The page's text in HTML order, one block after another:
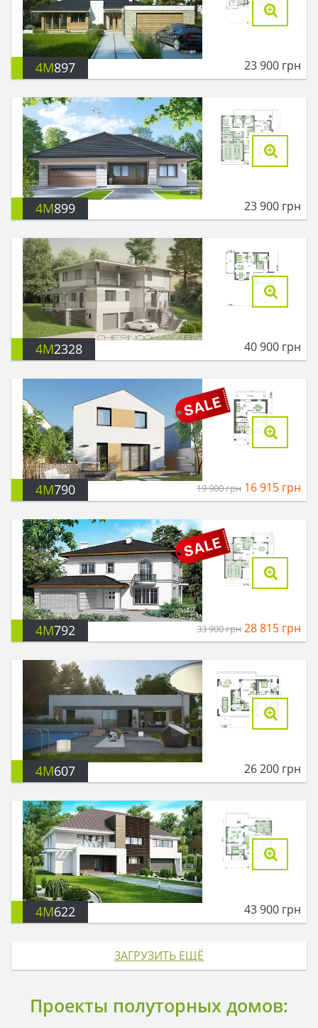
4M897 23 900 грн
4M899 23 900 грн
4M2328 40 900 грн
4M790 19 900грн 16 915 грн
4M792 33 900грн 28 815 грн
4M607 26 200 грн
4M622 43 900 грн
ЗАГРУЗИТЬ ЕЩЁ
Проекты полуторных домов: